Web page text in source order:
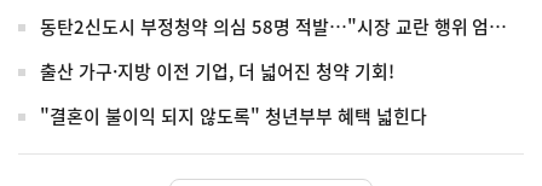
동탄2신도시 부정청약 의심 58명 적발…"시장 교란 행위 엄정 대응"
출산 가구·지방 이전 기업, 더 넓어진 청약 기회!
"결혼이 불이익 되지 않도록" 청년부부 혜택 넓힌다